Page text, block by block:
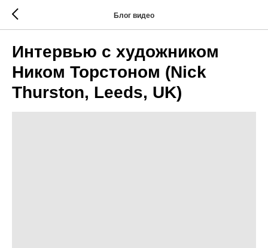
Блог видео
Интервью с художником
Ником Торстоном (Nick
Thurston, Leeds, UK)